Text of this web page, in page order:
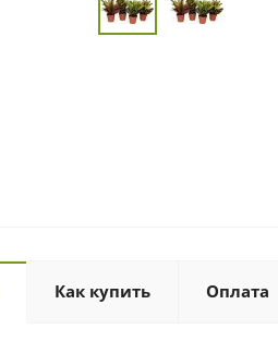
Как купить Оплата